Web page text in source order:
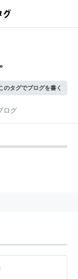
のタグでブログを書く
ログ